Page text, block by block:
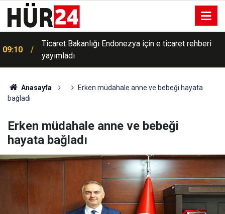
09:10
Ticaret Bakanlığı Endonezya için e ticaret rehberi
yayımladı
Anasayfa
Erken müdahale anne ve bebeği hayata
bağladı
Erken müdahale anne ve bebeği
hayata bağladı